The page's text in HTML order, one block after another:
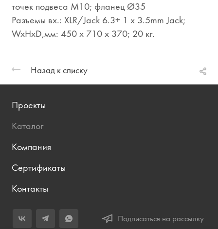
точек подвеса М10; фланец Ø35
Разъемы вх.: XLR/Jack 6.3+ 1 x 3.5mm Jack;
WxHxD,мм: 450 x 710 x 370; 20 кг.
Назад к списку
Проекты
Каталог
Компания
Сертификаты
Контакты
Подписаться на рассылку